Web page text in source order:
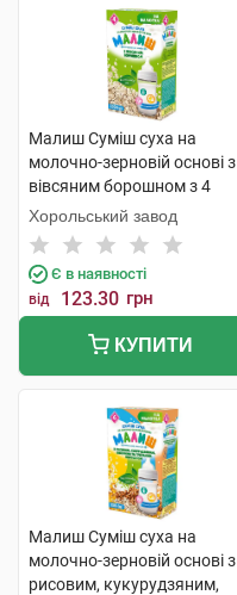
Малиш Суміш суха на
молочно-зерновій основі з
вівсяним борошном з 4
місяців 350 г 1 коробка
Хорольський завод
Є в наявності
від 123.30 грн
КУПИТИ
Малиш Суміш суха на
молочно-зерновій основі з
рисовим, кукурудзяним,